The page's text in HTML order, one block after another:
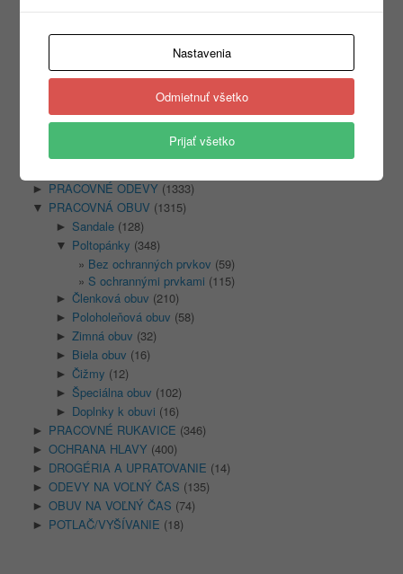
search
Kategórie
► PRACOVNÉ ODEVY (1333)
▼ PRACOVNÁ OBUV (1315)
► Sandale (128)
▼ Poltopánky (348)
Bez ochranných prvkov (59)
S ochrannými prvkami (115)
► Členková obuv (210)
► Poloholeňová obuv (58)
► Zimná obuv (32)
► Biela obuv (16)
► Čižmy (12)
► Špeciálna obuv (102)
► Doplnky k obuvi (16)
► PRACOVNÉ RUKAVICE (346)
► OCHRANA HLAVY (400)
► DROGÉRIA A UPRATOVANIE (14)
► ODEVY NA VOĽNÝ ČAS (135)
► OBUV NA VOĽNÝ ČAS (74)
► POTLAČ/VYŠÍVANIE (18)
Nastavenia
Odmietnuť všetko
Prijať všetko